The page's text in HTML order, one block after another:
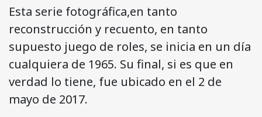
Esta serie fotográfica,en tanto
reconstrucción y recuento, en tanto
supuesto juego de roles, se inicia en un día
cualquiera de 1965. Su final, si es que en
verdad lo tiene, fue ubicado en el 2 de
mayo de 2017.